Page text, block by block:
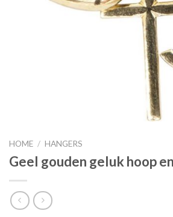
HOME / HANGERS
Geel gouden geluk hoop